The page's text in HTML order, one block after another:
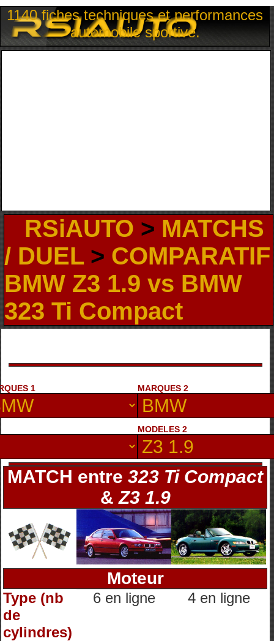
1140 fiches techniques et performances
automobile sportive.
RSiAUTO > MATCHS
/ DUEL> COMPARATIF
BMW Z3 1.9 vs BMW
323 Ti Compact
1 MARQUES 2
MODELES 2
MATCH entre323 Ti Compact
&Z3 1.9
Moteur
Type (nb
de
cylindres)
6 en ligne 4 en ligne